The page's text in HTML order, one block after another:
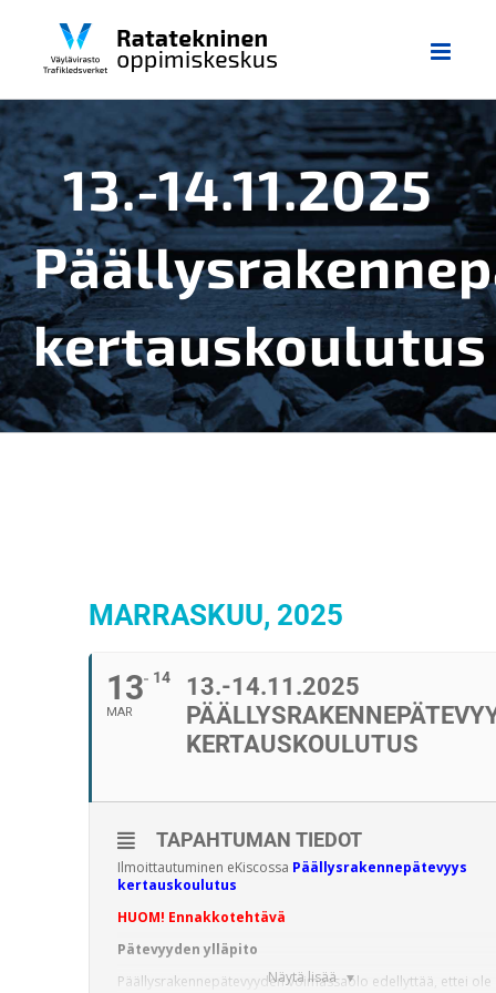
13.-14.11.2025
kertauskoulutus
MARRASKUU, 2025
13
MAR
14
13.-14.11.2025
KERTAUSKOULUTUS
Näytä lisää
TAPAHTUMAN TIEDOT
Ilmoittautuminen eKiscossa Päällysrakennepätevyys
kertauskoulutus
HUOM! Ennakkotehtävä
Pätevyyden ylläpito
Päällysrakennepätevyyden voimassaolo edellyttää, ettei ole